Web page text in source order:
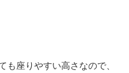
座りやすい高さなので、